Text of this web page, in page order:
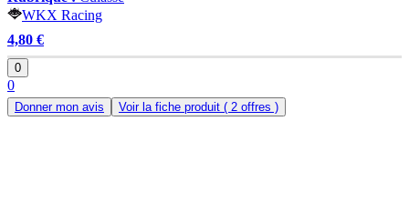
WKX Racing
4,80 €
0
0
Donner mon avis Voir la fiche produit ( 2 offres )